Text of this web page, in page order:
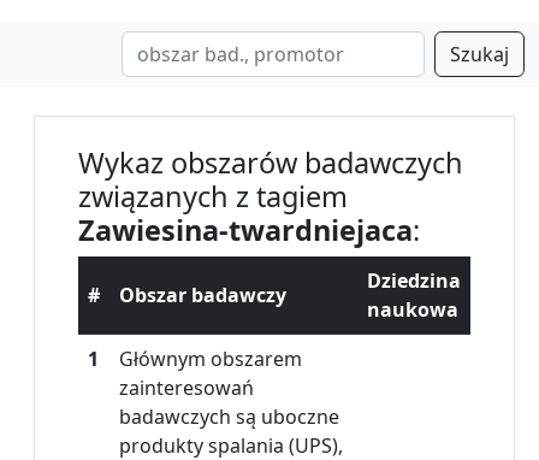
Szukaj
Wykaz obszarów badawczych
związanych z tagiem
Zawiesina-twardniejaca:
# Obszar badawczy
Dziedzina
naukowa
1
Głównym obszarem
zainteresowań
badawczych są uboczne
produkty spalania (UPS),